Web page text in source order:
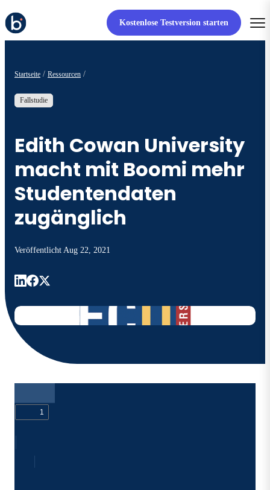
Kostenlose Testversion starten
Startseite Ressourcen
Fallstudie
Edith Cowan University
macht mit Boomi mehr
Studentendaten
zugänglich
Veröffentlicht Aug 22, 2021